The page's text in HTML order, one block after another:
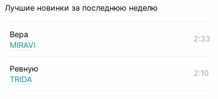
Лучшие новинки за последнюю неделю
Вера
MIRAVI
2:33
Ревную
TRIDA
2:10